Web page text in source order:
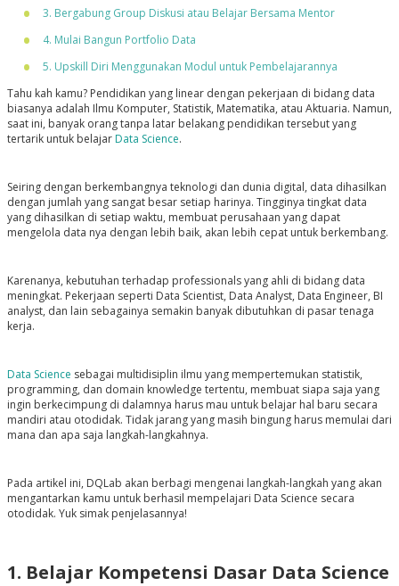
3. Bergabung Group Diskusi atau Belajar Bersama Mentor
4. Mulai Bangun Portfolio Data
5. Upskill Diri Menggunakan Modul untuk Pembelajarannya
Tahu kah kamu? Pendidikan yang linear dengan pekerjaan di bidang data
biasanya adalah Ilmu Komputer, Statistik, Matematika, atau Aktuaria. Namun,
saat ini, banyak orang tanpa latar belakang pendidikan tersebut yang
tertarik untuk belajar Data Science.
Seiring dengan berkembangnya teknologi dan dunia digital, data dihasilkan
dengan jumlah yang sangat besar setiap harinya. Tingginya tingkat data
yang dihasilkan di setiap waktu, membuat perusahaan yang dapat
mengelola data nya dengan lebih baik, akan lebih cepat untuk berkembang.
Karenanya, kebutuhan terhadap professionals yang ahli di bidang data
meningkat. Pekerjaan seperti Data Scientist, Data Analyst, Data Engineer, BI
analyst, dan lain sebagainya semakin banyak dibutuhkan di pasar tenaga
kerja.
Data Science sebagai multidisiplin ilmu yang mempertemukan statistik,
programming, dan domain knowledge tertentu, membuat siapa saja yang
ingin berkecimpung di dalamnya harus mau untuk belajar hal baru secara
mandiri atau otodidak. Tidak jarang yang masih bingung harus memulai dari
mana dan apa saja langkah-langkahnya.
Pada artikel ini, DQLab akan berbagi mengenai langkah-langkah yang akan
mengantarkan kamu untuk berhasil mempelajari Data Science secara
otodidak. Yuk simak penjelasannya!
1. Belajar Kompetensi Dasar Data Science